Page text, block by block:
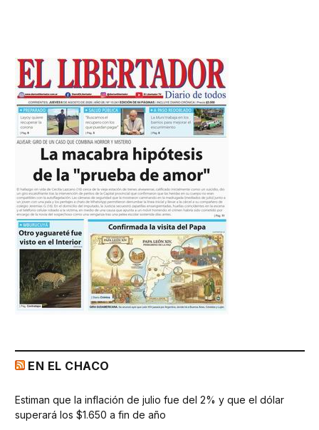
EN EL CHACO
Estiman que la inflación de julio fue del 2% y que el dólar
superará los $1.650 a fin de año